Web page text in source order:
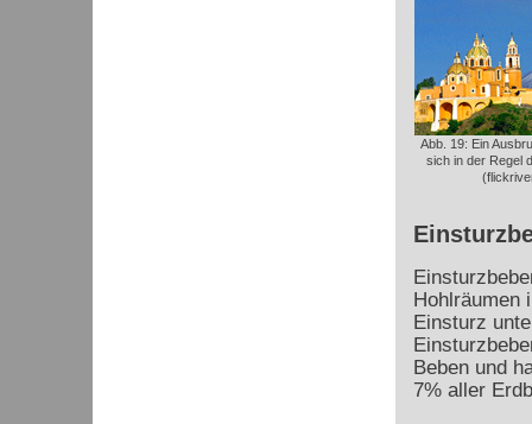
Abb. 19: Ein
sich in der Regel
Hohlräumen
Einsturz
Beben und
7% aller